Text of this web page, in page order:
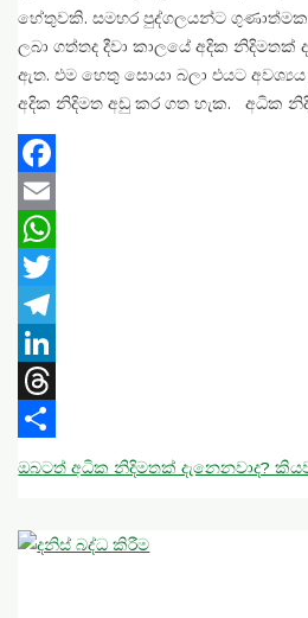
හේතුවකි. සමහර පුද්ගලයන්ට ගුණාත්මක
ලබා ගත්තද දීවා කාලයේ අදික නිදිමතක්
ඇත. එම හෙතු සොයා බලා එයට අවශ්‍යය
අදික නිදිමත අඩු කර ගත හැක. අධික
Facebook
Email
WhatsApp
Twitter
Telegram
LinkedIn
Threads
Share
ඔබටත් අධික නිදිමතක් දැනෙනවාද?